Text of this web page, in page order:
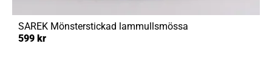
SAREK Mönsterstickad lammullsmössa
599 kr